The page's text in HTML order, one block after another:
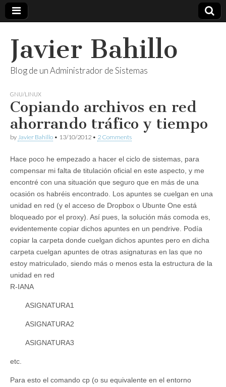
Javier Bahillo
Blog de un Administrador de Sistemas
GNU/LINUX
Copiando archivos en red
ahorrando tráfico y tiempo
by Javier Bahillo • 13/10/2012 • 2 Comments
Hace poco he empezado a hacer el ciclo de sistemas, para
compensar mi falta de titulación oficial en este aspecto, y me
encontré con una situación que seguro que en más de una
ocasión os habréis encontrado. Los apuntes se cuelgan en una
unidad en red (y el acceso de Dropbox o Ubunte One está
bloqueado por el proxy). Así pues, la solución más comoda es,
evidentemente copiar dichos apuntes en un pendrive. Podía
copiar la carpeta donde cuelgan dichos apuntes pero en dicha
carpeta cuelgan apuntes de otras asignaturas en las que no
estoy matriculado, siendo más o menos esta la estructura de la
unidad en red
R-IANA
ASIGNATURA1
ASIGNATURA2
ASIGNATURA3
etc.
Para esto el comando cp (o su equivalente en el entorno